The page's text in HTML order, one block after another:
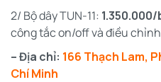
2/ Bộ dây TUN-11:
công tắc on/off và điều
– Địa chỉ: 166 Thạch Lam,
Chí Minh